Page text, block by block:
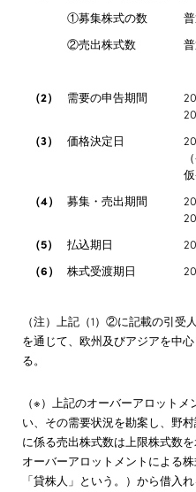
①募集株式の数
②売出株式数
（2）
需要の申告期間
（3）
価格決定日
（4）
募集・売出期間
（5）
払込期日
（6）
株式受渡期日
（注）上記（1）②に記載の引
を通じて、欧州及びアジアを中
る。
（※）上記のオーバーアロット
い、その需要状況を勘案し、野
に係る売出株式数は上限株式数
オーバーアロットメントによる
「貸株人」という。）から借入